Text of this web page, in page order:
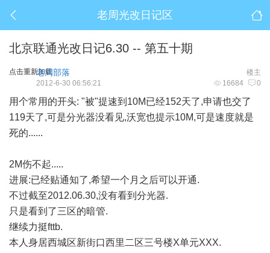
老周光改日记区
北京联通光改日记6.30 -- 第五十期
点击重新加载 楼主
老周部落
16684 0
2012-6-30 06:56:21
用个常用的开头: "被"提速到10M已经152天了,申请也交了
119天了,可是分光器没看见,沃宽也提示10M,可是速度就是
死的......
2M伤不起.....
进展:已经贴通知了,希望一个月之后可以开通.
不过截至2012.06.30,没有看到分光器.
只是看到了三区的暗管.
继续力挺fttb.
本人身居西城区新街口西里二区三号楼X单元XXX.